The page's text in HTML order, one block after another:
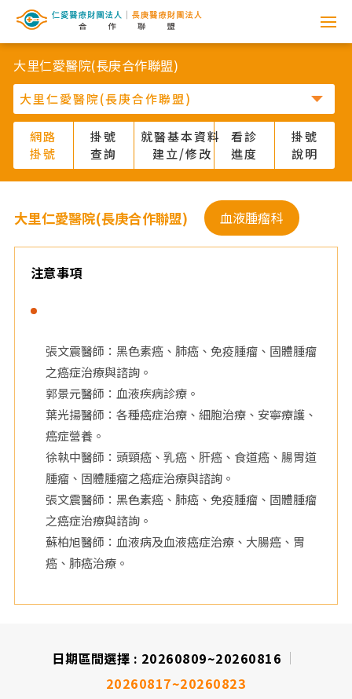
網
路
掛
號
系
統
-
仁
愛
大里仁愛醫院(長庚合作聯盟)
網路
掛號
掛號
查詢
就醫基本資料
建立/修改
看診
進度
掛號
說明
大里仁愛醫院(長庚合作聯盟) 血液腫瘤科
注意事項
張文震醫師：黑色素癌、肺癌、免疫腫瘤、固體腫瘤
之癌症治療與諮詢。
郭景元醫師：血液疾病診療。
葉光揚醫師：各種癌症治療、細胞治療、安寧療護、
癌症營養。
徐執中醫師：頭頸癌、乳癌、肝癌、食道癌、腸胃道
腫瘤、固體腫瘤之癌症治療與諮詢。
張文震醫師：黑色素癌、肺癌、免疫腫瘤、固體腫瘤
之癌症治療與諮詢。
蘇柏旭醫師：血液病及血液癌症治療、大腸癌、胃
癌、肺癌治療。
日期區間選擇 : 20260809~20260816
20260817~20260823